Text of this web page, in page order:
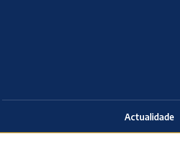
Actualidade